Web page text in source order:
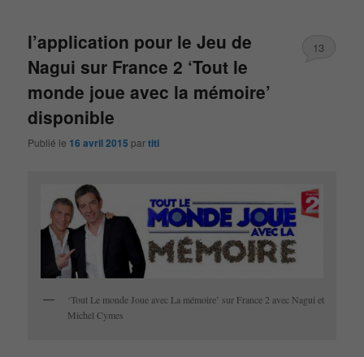
l’application pour le Jeu de
Nagui sur France 2 ‘Tout le
monde joue avec la mémoire’
disponible
Publié le 16 avril 2015 partiti
13
‘Tout Le monde Joue avec La mémoire’ sur France 2 avec Nagui et
Michel Cymes